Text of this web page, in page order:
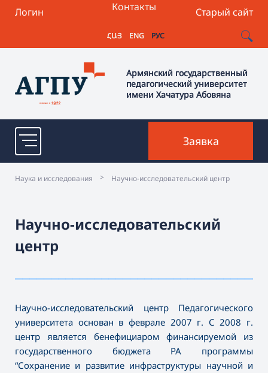
Логин Старый сайт
Контакты
ՀԱՅ ENG РУС
Армянский государственный
педагогический университет
имени Хачатура Абовяна
Заявка
Наука и исследования > Научно-исследовательский центр
Научно-исследовательский
центр
Научно-исследовательский центр Педагогического
университета основан в феврале 2007 г. С 2008 г.
центр является бенефициаром финансируемой из
государственного бюджета РА программы
“Сохранение и развитие инфраструктуры научной и